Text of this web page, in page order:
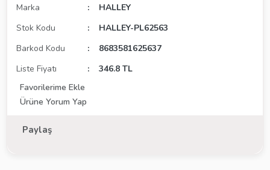
Marka
HALLEY
Stok Kodu
HALLEY-PL62563
Barkod Kodu
8683581625637
Liste Fiyatı
346.8 TL
Ürüne Yorum Yap
Paylaş